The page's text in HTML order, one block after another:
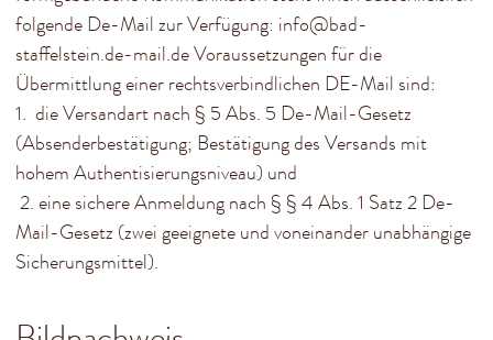
folgende De-Mail zur Verfügung: info@bad-
staffelstein.de-mail.de Voraussetzungen für die
Übermittlung einer rechtsverbindlichen DE-Mail sind:
1. die Versandart nach § 5 Abs. 5 De-Mail-Gesetz
(Absenderbestätigung; Bestätigung des Versands mit
hohem Authentisierungsniveau) und
2. eine sichere Anmeldung nach § § 4 Abs. 1 Satz 2 De-
Mail-Gesetz (zwei geeignete und voneinander unabhängige
Sicherungsmittel).